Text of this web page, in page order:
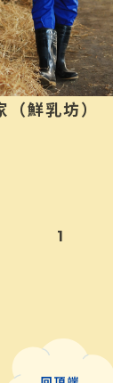
鮮乳坊）
1